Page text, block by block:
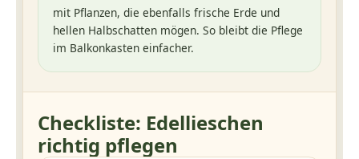
mit Pflanzen, die ebenfalls frische Erde und
hellen Halbschatten mögen. So bleibt die Pflege
im Balkonkasten einfacher.
Checkliste: Edellieschen
richtig pflegen